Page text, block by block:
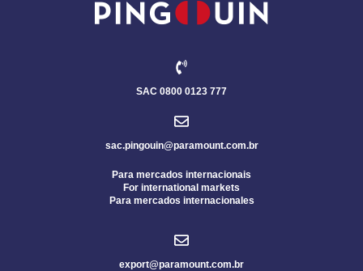
SAC 0800 0123 777
sac.pingouin@paramount.com.br
Para mercados internacionais
For international markets
Para mercados internacionales
export@paramount.com.br